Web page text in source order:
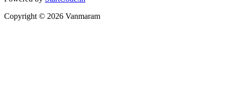
Copyright © 2026 Vanmaram